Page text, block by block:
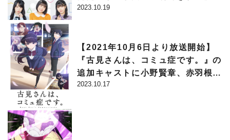
Vフル公開！
2023.10.19
【2021年10月6日より放送開始】
『古見さんは、コミュ症です。』の
追加キャストに小野賢章、赤羽根健
治、佐藤悠雅が決定！
2023.10.17